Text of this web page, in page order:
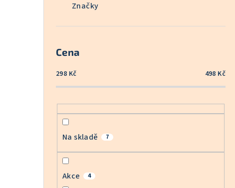
Značky
Cena
298 Kč 498 Kč
Na skladě 7
Akce 4